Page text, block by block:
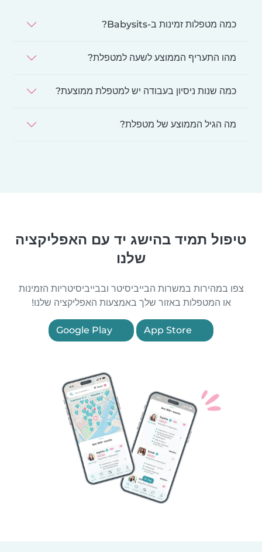
כמה מטפלות זמינות ב-Babysits?
מהו התעריף הממוצע לשעה למטפלת?
כמה שנות ניסיון בעבודה יש למטפלת ממוצעת?
מה הגיל הממוצע של מטפלת?
טיפול תמיד בהישג יד עם האפליקציה
שלנו
צפו במהירות במשרות הבייביסיטר ובבייביסיטריות הזמינות
או המטפלות באזור שלך באמצעות האפליקציה שלנו!